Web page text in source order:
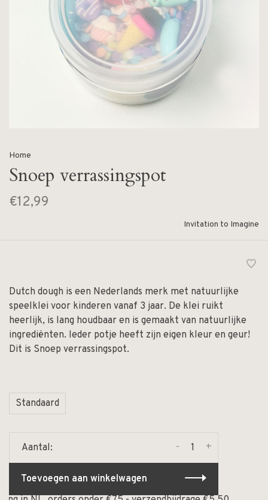
Home
Snoep verrassingspot
€12,99
Invitation to Imagine
Dutch dough is een Nederlands merk met natuurlijke
speelklei voor kinderen vanaf 3 jaar. De klei ruikt
heerlijk, is lang houdbaar en is gemaakt van natuurlijke
ingrediënten. Ieder potje heeft zijn eigen kleur en geur!
Dit is Snoep verrassingspot.
Standaard
Aantal: +
-
Toevoegen aan winkelwagen